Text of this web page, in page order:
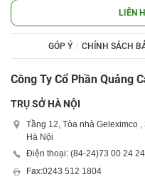
LIÊN
GÓP Ý CHÍNH SÁCH
Công Ty Cổ Phần Quảng
TRỤ SỞ HÀ NỘI
Tầng 12, Tòa nhà Geleximco
Hà Nội
Điện thoại: (84-24)73 00 24 24
Fax:0243 512 1804